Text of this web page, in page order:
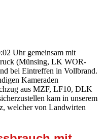
Uhr gemeinsam mit
(Münsing, LK WOR-
bei Eintreffen in Vollbrand.
Kameraden
aus MZF, LF10, DLK
kam in unserem
welcher von Landwirten